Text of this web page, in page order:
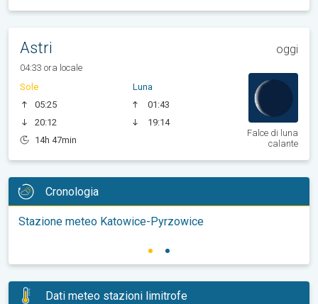
Astri oggi
04:33 ora locale
Sole
05:25
20:12
14h 47min
Luna
01:43
19:14
Falce di luna
calante
Cronologia
Stazione meteo Katowice-Pyrzowice
Dati meteo stazioni limitrofe